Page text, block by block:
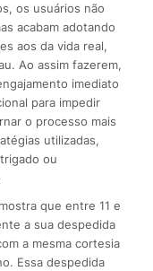
os usuários não
acabam adotando
aos da vida real,
Ao assim fazerem,
imediato
para impedir
o processo mais
utilizadas,
ou
que entre 11 e
a sua despedida
a mesma cortesia
Essa despedida